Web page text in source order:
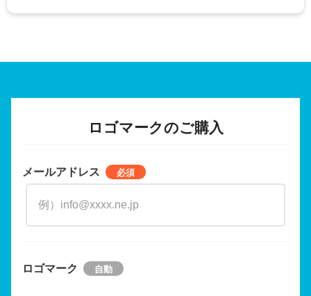
ロゴマークのご購入
メールアドレス
ロゴマーク